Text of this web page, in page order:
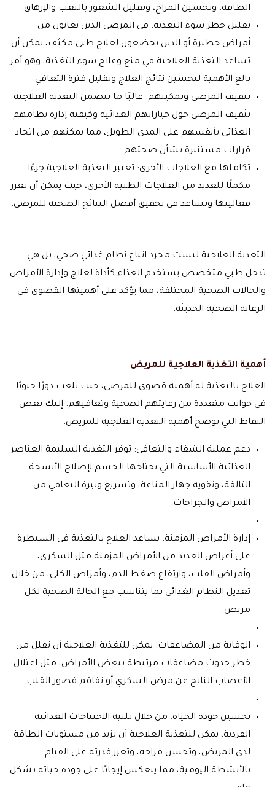
الطاقة، وتحسين المزاج، وتقليل الشعور بالتعب والإرهاق.
تقليل خطر سوء التغذية: في المرضى الذين يعانون من
أمراض خطيرة أو الذين يخضعون لعلاج طبي مكثف، يمكن أن
تساعد التغذية العلاجية في منع وعلاج سوء التغذية، وهو أمر
بالغ الأهمية لتحسين نتائج العلاج وتقليل فترة التعافي.
تثقيف المرضى وتمكينهم: غالبًا ما تتضمن التغذية العلاجية
تثقيف المرضى حول خياراتهم الغذائية وكيفية إدارة نظامهم
الغذائي بأنفسهم على المدى الطويل، مما يمكنهم من اتخاذ
قرارات مستنيرة بشأن صحتهم.
تكاملها مع العلاجات الأخرى: تعتبر التغذية العلاجية جزءًا
مكملًا للعديد من العلاجات الطبية الأخرى، حيث يمكن أن تعزز
فعاليتها وتساعد في تحقيق أفضل النتائج الصحية للمرضى.
التغذية العلاجية ليست مجرد اتباع نظام غذائي صحي، بل هي
تدخل طبي متخصص يستخدم الغذاء كأداة لعلاج وإدارة الأمراض
والحالات الصحية المختلفة، مما يؤكد على أهميتها القصوى في
الرعاية الصحية الحديثة.
أهمية التغذية العلاجية للمريض
العلاج بالتغذية له أهمية قصوى للمرضى، حيث يلعب دورًا حيويًا
في جوانب متعددة من رعايتهم الصحية وتعافيهم. إليك بعض
النقاط التي توضح أهمية التغذية العلاجية للمريض:
دعم عملية الشفاء والتعافي: توفر التغذية السليمة العناصر
الغذائية الأساسية التي يحتاجها الجسم لإصلاح الأنسجة
التالفة، وتقوية جهاز المناعة، وتسريع وتيرة التعافي من
الأمراض والجراحات.
إدارة الأمراض المزمنة: يساعد العلاج بالتغذية في السيطرة
على أعراض العديد من الأمراض المزمنة مثل السكري،
وأمراض القلب، وارتفاع ضغط الدم، وأمراض الكلى، من خلال
تعديل النظام الغذائي بما يتناسب مع الحالة الصحية لكل
مريض.
الوقاية من المضاعفات: يمكن للتغذية العلاجية أن تقلل من
خطر حدوث مضاعفات مرتبطة ببعض الأمراض، مثل اعتلال
الأعصاب الناتج عن مرض السكري أو تفاقم قصور القلب.
تحسين جودة الحياة: من خلال تلبية الاحتياجات الغذائية
الفردية، يمكن للتغذية العلاجية أن تزيد من مستويات الطاقة
لدى المريض، وتحسن مزاجه، وتعزز قدرته على القيام
بالأنشطة اليومية، مما ينعكس إيجابًا على جودة حياته بشكل